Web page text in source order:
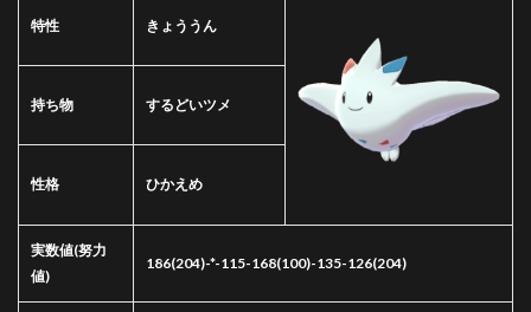
特性 きょううん
持ち物 するどいツメ
性格 ひかえめ
実数値(努力
値)
186(204)-*-115-168(100)-135-126(204)